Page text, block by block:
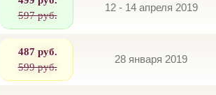
597 руб.
12 - 14 апреля 2019
487 руб.
599 руб.
28 января 2019